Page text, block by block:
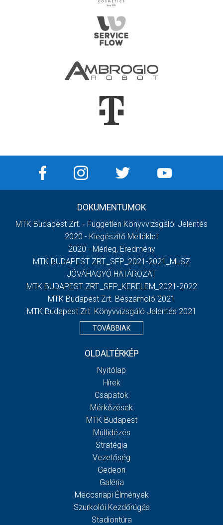
DOKUMENTUMOK
MTK Budapest Zrt. - Független Könyvvizsgálói Jelentés
2020 - Kiegészítő Melléklet
2020 - Mérleg, Eredmény
MTK BUDAPEST ZRT._SFP_2021-2021_MLSZ
JÓVÁHAGYÓ HATÁROZAT
MTK BUDAPEST ZRT._SFP_KERELEM_2021-2022
MTK Budapest Zrt. Beszámoló 2021
MTK Budapest Zrt. Könyvvizsgáló Jelentés 2021
TOVÁBBIAK
OLDALTÉRKÉP
Nyitólap
Hírek
Csapatok
Mérkőzések
MTK Budapest
Múltidézés
Stratégia
Vezetőség
Gedeon
Galéria
Meccsnapi Élmények
Szurkolói Kezdőrúgás
Stadiontúra